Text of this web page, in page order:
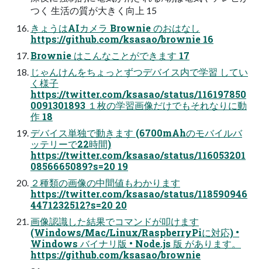
つく 生活の質が大きく向上 15
きょうはAIカメラ Brownie のおはなし
https://github.com/ksasao/brownie 16
Brownie はこんなことができます 17
じゃんけんをちょっとずつデバイス内で学習 してい
く様子
https://twitter.com/ksasao/status/116197850
0091301893 １枚の学習画像だけでもそれなりに動
作 18
デバイス単独で動きます (6700mAhのモバイルバ
ッテリーで22時間)
https://twitter.com/ksasao/status/116053201
0856665089?s=20 19
２種類の画像の中間値もわかります
https://twitter.com/ksasao/status/118590946
4471232512?s=20 20
画像認識した結果でコマンドが叩けます
(Windows/Mac/Linux/RaspberryPiに対応) •
Windows バイナリ版 • Node.js 版 があります。
https://github.com/ksasao/brownie